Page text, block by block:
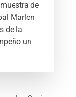
de
Marlon
de la
un